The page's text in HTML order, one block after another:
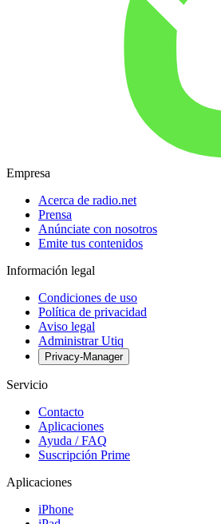
Empresa
Acerca de radio.net
Prensa
Anúnciate con nosotros
Emite tus contenidos
Información legal
Condiciones de uso
Política de privacidad
Aviso legal
Administrar Utiq
Privacy-Manager
Servicio
Contacto
Aplicaciones
Ayuda / FAQ
Suscripción Prime
Aplicaciones
iPhone